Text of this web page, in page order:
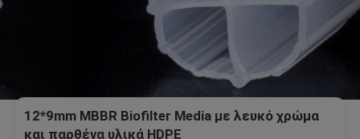
12*9mm MBBR Biofilter Media με λευκό χρώμα
και παρθένα υλικά HDPE